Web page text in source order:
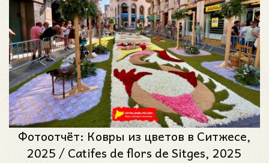
Фотоотчёт: Ковры из цветов в Ситжесе,
2025 / Catifes de flors de Sitges, 2025